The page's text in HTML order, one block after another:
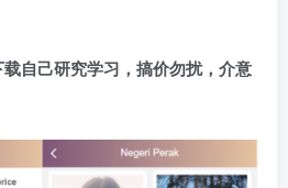
自己研究学习，搞价勿扰，介意